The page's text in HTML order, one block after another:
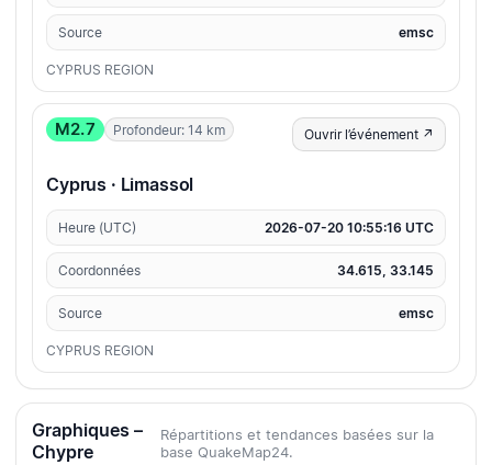
Source emsc
CYPRUS REGION
M2.7 Profondeur: 14 km Ouvrir l’événement ↗
Cyprus · Limassol
Heure (UTC) 2026-07-20 10:55:16 UTC
Coordonnées 34.615, 33.145
Source emsc
CYPRUS REGION
Graphiques –
Chypre
Répartitions et tendances basées sur la
base QuakeMap24.